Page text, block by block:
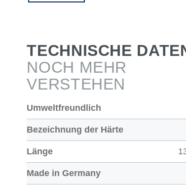
TECHNISCHE
NOCH MEHR
VERSTEHEN
Umweltfreundlich
Bezeichnung der Härte
Länge
Made in Germany